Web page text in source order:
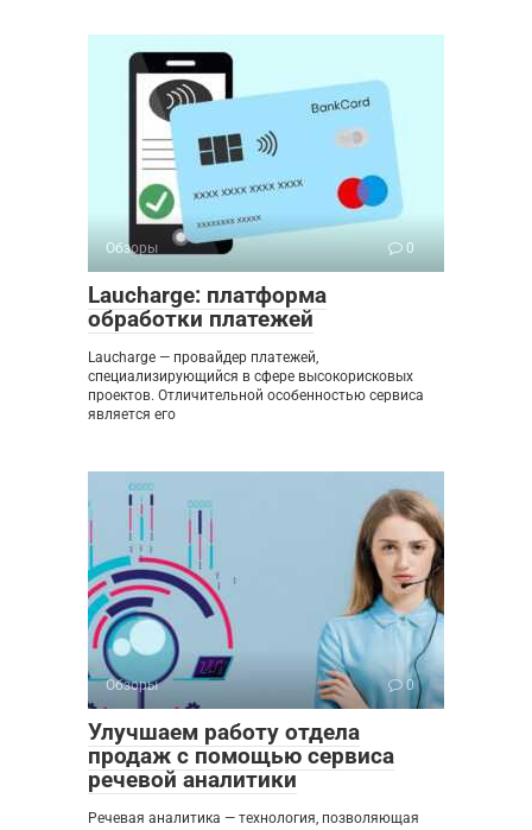
Обзоры 0
Laucharge: платформа
обработки платежей
Laucharge — провайдер платежей,
специализирующийся в сфере высокорисковых
проектов. Отличительной особенностью сервиса
является его
Обзоры 0
Улучшаем работу отдела
продаж с помощью сервиса
речевой аналитики
Речевая аналитика — технология, позволяющая